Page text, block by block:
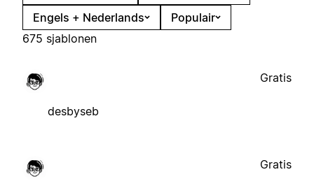
Engels + Nederlands
Populair
675 sjablonen
desbyseb
Gratis
Gratis